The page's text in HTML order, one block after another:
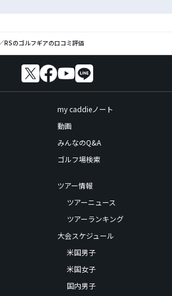
のゴルフギアの口コミ評価
my caddieノート
動画
みんなのQ&A
ゴルフ場検索
ツアー情報
ツアーニュース
ツアーランキング
大会スケジュール
米国男子
米国女子
国内男子